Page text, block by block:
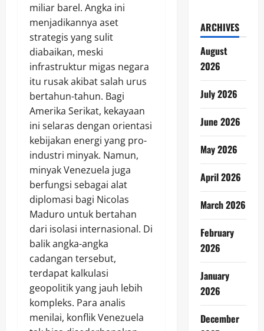
miliar barel. Angka ini
menjadikannya aset
strategis yang sulit
diabaikan, meski
infrastruktur migas negara
itu rusak akibat salah urus
bertahun-tahun. Bagi
Amerika Serikat, kekayaan
ini selaras dengan orientasi
kebijakan energi yang pro-
industri minyak. Namun,
minyak Venezuela juga
berfungsi sebagai alat
diplomasi bagi Nicolas
Maduro untuk bertahan
dari isolasi internasional. Di
balik angka-angka
cadangan tersebut,
terdapat kalkulasi
geopolitik yang jauh lebih
kompleks. Para analis
menilai, konflik Venezuela
ARCHIVES
August
2026
July 2026
June 2026
May 2026
April 2026
March 2026
February
2026
January
2026
December